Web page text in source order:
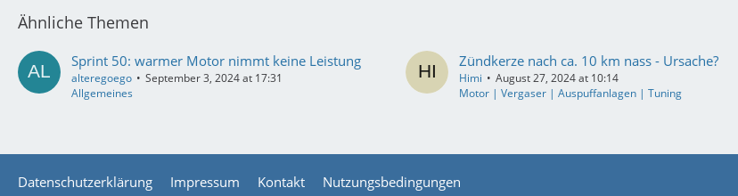
Ähnliche Themen
Sprint 50: warmer Motor nimmt keine Leistung
alteregoego
September 3, 2024 at 17:31
Allgemeines
Zündkerze nach ca. 10 km nass - Ursache?
Himi
August 27, 2024 at 10:14
Motor | Vergaser | Auspuffanlagen | Tuning
Datenschutzerklärung Impressum Kontakt Nutzungsbedingungen